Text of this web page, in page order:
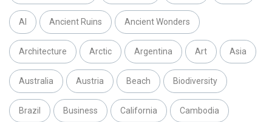
AI Ancient Ruins Ancient Wonders
Architecture Arctic Argentina Art Asia
Australia Austria Beach Biodiversity
Brazil Business California Cambodia